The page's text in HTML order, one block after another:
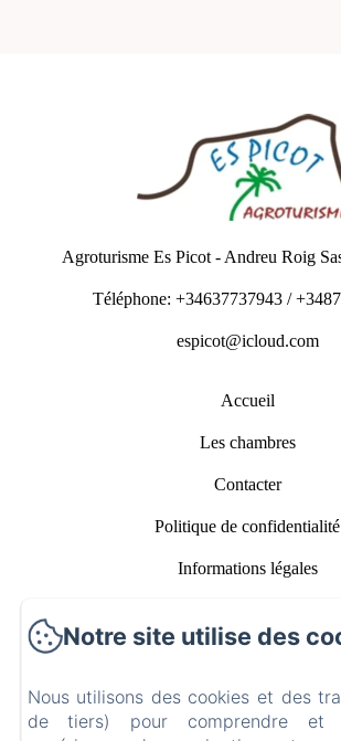
Agroturisme Es Picot - Andreu Roig
Téléphone: +34637737943 /
espicot@icloud.com
Accueil
Les chambres
Contacter
Politique de confidentialité
Informations légales
EN
FR ES IT DE
Notre site utilise des
Nous utilisons des cookies et des
de tiers) pour comprendre et